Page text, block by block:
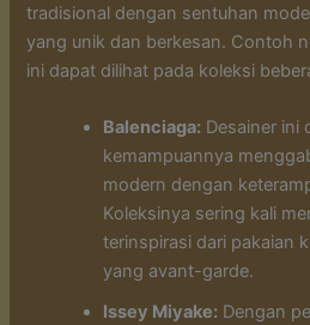
tradisional dengan sentuhan
yang unik dan berkesan. Contoh
ini dapat dilihat pada koleksi
Balenciaga: Desainer ini
kemampuannya
modern dengan
Koleksinya sering kali
terinspirasi dari pakaian
yang avant-garde.
Issey Miyake: Dengan